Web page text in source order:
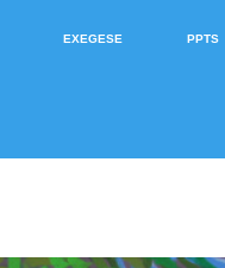
EXEGESE PPTS